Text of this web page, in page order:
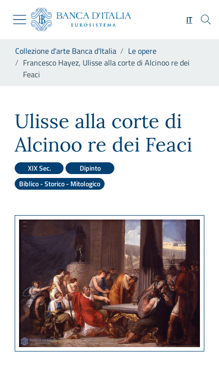
Skip to Main Content
Vai al sito istituzionale
Vai al menu di navigazione
Vai alla ricerca
Vai al footer
IT
Collezione d'arte Banca d'Italia
Le opere
Francesco Hayez, Ulisse alla corte di Alcinoo re dei
Feaci
Ulisse alla corte di
Alcinoo re dei Feaci
XIX Sec.
Dipinto
Biblico - Storico - Mitologico